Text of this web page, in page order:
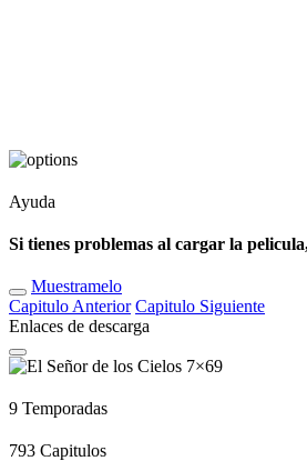
Ayuda
Si tienes problemas al cargar la
Muestramelo
Capitulo Anterior Capitulo Siguiente
Enlaces de descarga
9 Temporadas
793 Capitulos